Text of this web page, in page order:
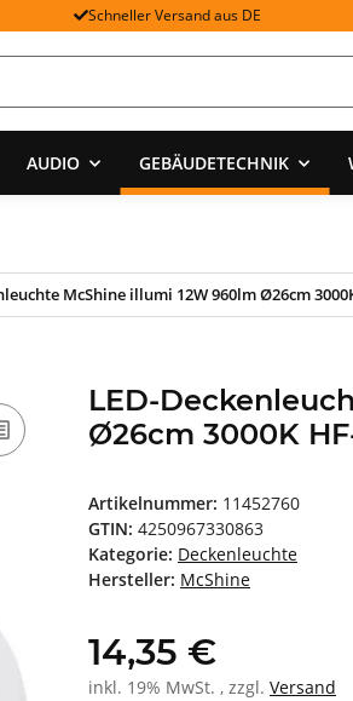
Schneller Versand aus DE
AUDIO GEBÄUDETECHNIK
McShine illumi 12W 960lm Ø26cm
LED-
Ø26cm 3000K
Artikelnummer: 11452760
GTIN: 4250967330863
Kategorie: Deckenleuchte
Hersteller: McShine
14,35 €
inkl. 19% MwSt. , zzgl. Versand